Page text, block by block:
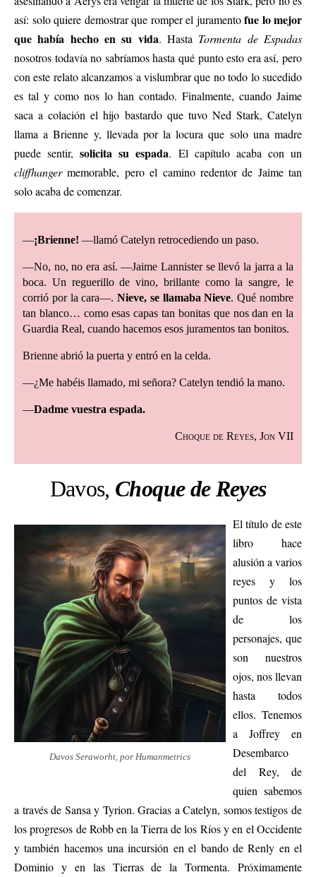
así: solo quiere demostrar que romper el juramentofue lo mejor
que había hecho en su vida. Hasta Tormenta de Espadas
nosotros todavía no sabríamos hasta qué punto esto era así, pero
con este relato alcanzamos a vislumbrar que no todo lo sucedido
es tal y como nos lo han contado. Finalmente, cuando Jaime
saca a colación el hijo bastardo que tuvo Ned Stark, Catelyn
llama a Brienne y, llevada por la locura que solo una madre
puede sentir,solicita su espada. El capítulo acaba con un
cliffhangermemorable, pero el camino redentor de Jaime tan
solo acaba de comenzar.
—¡Brienne! —llamó Catelyn retrocediendo un paso.
—No, no, no era así. —Jaime Lannister se llevó la jarra a la
boca. Un reguerillo de vino, brillante como la sangre, le
corrió por la cara—.Nieve, se llamaba Nieve. Qué nombre
tan blanco… como esas capas tan bonitas que nos dan en la
Guardia Real, cuando hacemos esos juramentos tan bonitos.
Brienne abrió la puerta y entró en la celda.
—¿Me habéis llamado, mi señora? Catelyn tendió la mano.
—Dadme vuestra espada.
Choque de Reyes, Jon VII
Davos, Choque de Reyes
Davos Seraworht, por Humanmetrics
El título de este
libro hace
alusión a varios
reyes y los
puntos de vista
de los
personajes, que
son nuestros
ojos, nos llevan
hasta todos
ellos. Tenemos
a Joffrey en
Desembarco
del Rey, de
quien sabemos
a través de Sansa y Tyrion. Gracias a Catelyn, somos testigos de
los progresos de Robb en la Tierra de los Ríos y en el Occidente
y también hacemos una incursión en el bando de Renly en el
Dominio y en las Tierras de la Tormenta. Próximamente